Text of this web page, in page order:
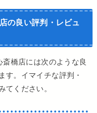
の良い評判・レビュ
橋店には次のような良
す。イマイチな評判・
ください。